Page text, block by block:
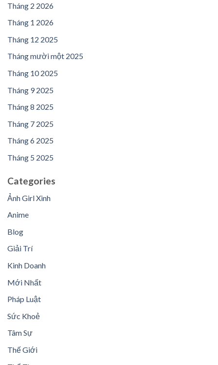
Tháng 2 2026
Tháng 1 2026
Tháng 12 2025
Tháng mười một 2025
Tháng 10 2025
Tháng 9 2025
Tháng 8 2025
Tháng 7 2025
Tháng 6 2025
Tháng 5 2025
Categories
Ảnh Girl Xinh
Anime
Blog
Giải Trí
Kinh Doanh
Mới Nhất
Pháp Luật
Sức Khoẻ
Tâm Sự
Thế Giới